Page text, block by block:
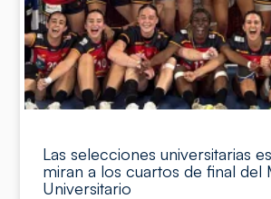
Las selecciones universitarias
miran a los cuartos de final del
Universitario